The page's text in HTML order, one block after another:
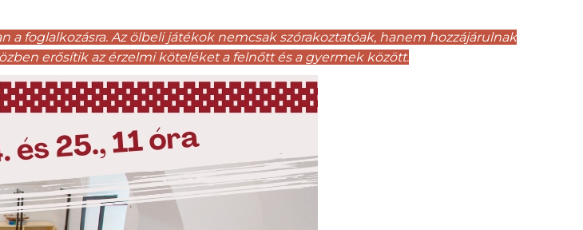
foglalkozásra. Az ölbeli játékok nemcsak szórakoztatóak, hanem hozzájárulnak
erősítik az érzelmi köteléket a felnőtt és a gyermek között.